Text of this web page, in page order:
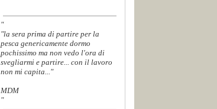
"
"la sera prima di partire per la
pesca genericamente dormo
pochissimo ma non vedo l'ora di
svegliarmi e partire... con il lavoro
non mi capita..."
MDM
"